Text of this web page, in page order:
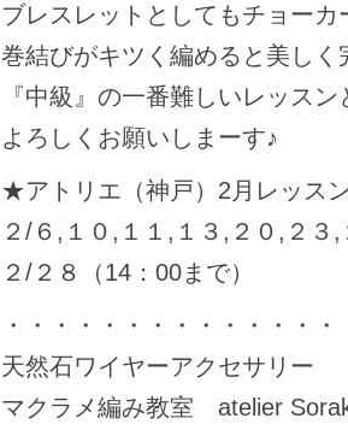
ブレスレットとしてもチョー
巻結びがキツく編めると美しく
『中級』の一番難しいレッス
よろしくお願いしまーす♪
★アトリエ（神戸）2月レッス
２/６,１０,１１,１３,２０,２３
２/２８（14：00まで）
・・・・・・・・・・・・・・
天然石ワイヤーアクセサリー
マクラメ編み教室 atelier